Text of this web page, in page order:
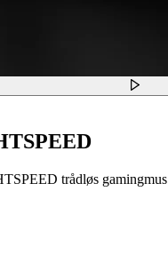
trådløs gamingmus